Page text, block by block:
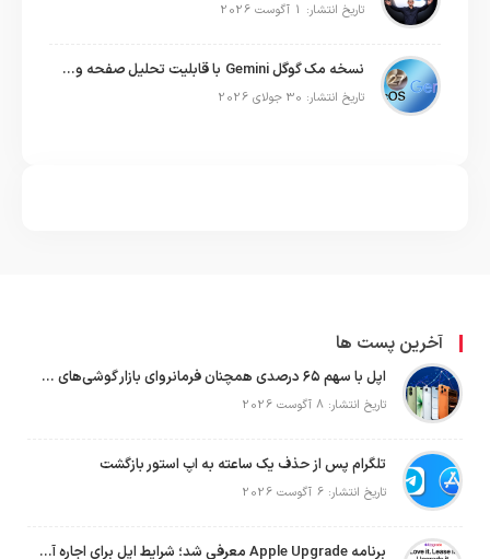
تاریخ انتشار: 1 آگوست 2026
نسخه مک گوگل Gemini با قابلیت تحلیل صفحه و دستورات صوتی در به‌روزرسانی جدید
تاریخ انتشار: 30 جولای 2026
آخرین پست ها
اپل با سهم ۶۵ درصدی همچنان فرمانروای بازار گوشی‌های پریمیوم جهان است
تاریخ انتشار: 8 آگوست 2026
تلگرام پس از حذف یک ساعته به اپ استور بازگشت
تاریخ انتشار: 6 آگوست 2026
برنامه Apple Upgrade معرفی شد؛ شرایط اپل برای اجاره آیفون، آیپد، مک و اپل واچ